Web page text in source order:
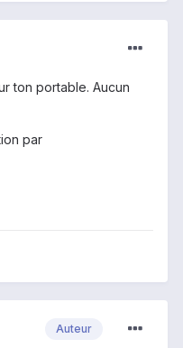
ton portable. Aucun
par
Auteur